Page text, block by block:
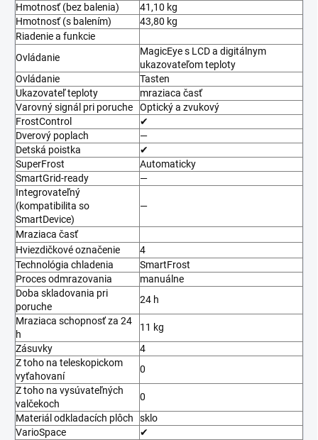
Hmotnosť (bez balenia)
41,10 kg
Hmotnosť (s balením)
43,80 kg
Riadenie a funkcie
Ovládanie
MagicEye s LCD a digitálnym
ukazovateľom teploty
Ovládanie
Tasten
Ukazovateľ teploty
mraziaca časť
Varovný signál pri poruche
Optický a zvukový
FrostControl
✔
Dverový poplach
—
Detská poistka
✔
SuperFrost
Automaticky
SmartGrid-ready
—
Integrovateľný
(kompatibilita so
SmartDevice)
—
Mraziaca časť
Hviezdičkové označenie
4
Technológia chladenia
SmartFrost
Proces odmrazovania
manuálne
Doba skladovania pri
poruche
24 h
Mraziaca schopnosť za 24
h
11 kg
Zásuvky
4
Z toho na teleskopickom
vyťahovaní
0
Z toho na vysúvateľných
valčekoch
0
Materiál odkladacích plôch
sklo
VarioSpace
✔